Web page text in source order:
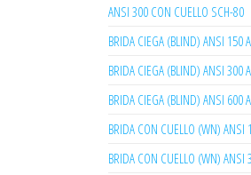
ANSI 300 CON CUELLO SCH-80
BRIDA CIEGA (BLIND) ANSI 150
BRIDA CIEGA (BLIND) ANSI 300
BRIDA CIEGA (BLIND) ANSI 600
BRIDA CON CUELLO (WN) ANSI
BRIDA CON CUELLO (WN) ANSI